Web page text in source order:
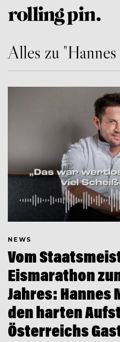
Alles zu
NEWS
Vom
Eismarathon
Jahres: Hannes
den harten
Österreichs